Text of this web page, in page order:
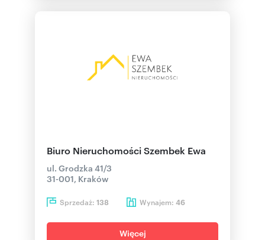
Biuro Nieruchomości Szembek Ewa
ul. Grodzka 41/3
31-001, Kraków
Sprzedaż: 138 Wynajem: 46
Więcej